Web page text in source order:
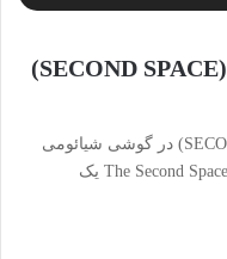
نحوه ی فعالسازی فضای دوم (SECOND SPACE)
نحوه ی فعالسازی فضای دوم (SECOND SPACE) در گوشی شیائومی
فعالسازی فضای دوم (SECOND SPACE) The Second Space یک